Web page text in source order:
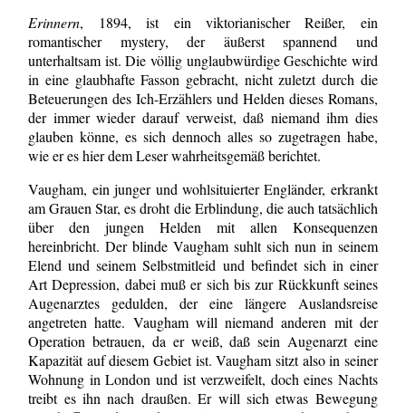
Erinnern, 1894, ist ein viktorianischer Reißer, ein
romantischer mystery, der äußerst spannend und
unterhaltsam ist. Die völlig unglaubwürdige Geschichte wird
in eine glaubhafte Fasson gebracht, nicht zuletzt durch die
Beteuerungen des Ich-Erzählers und Helden dieses Romans,
der immer wieder darauf verweist, daß niemand ihm dies
glauben könne, es sich dennoch alles so zugetragen habe,
wie er es hier dem Leser wahrheitsgemäß berichtet.
Vaugham, ein junger und wohlsituierter Engländer, erkrankt
am Grauen Star, es droht die Erblindung, die auch tatsächlich
über den jungen Helden mit allen Konsequenzen
hereinbricht. Der blinde Vaugham suhlt sich nun in seinem
Elend und seinem Selbstmitleid und befindet sich in einer
Art Depression, dabei muß er sich bis zur Rückkunft seines
Augenarztes gedulden, der eine längere Auslandsreise
angetreten hatte. Vaugham will niemand anderen mit der
Operation betrauen, da er weiß, daß sein Augenarzt eine
Kapazität auf diesem Gebiet ist. Vaugham sitzt also in seiner
Wohnung in London und ist verzweifelt, doch eines Nachts
treibt es ihn nach draußen. Er will sich etwas Bewegung